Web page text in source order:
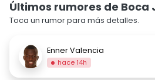
Últimos rumores de Boca
Toca un rumor para más detalles.
Enner Valencia
hace 14h